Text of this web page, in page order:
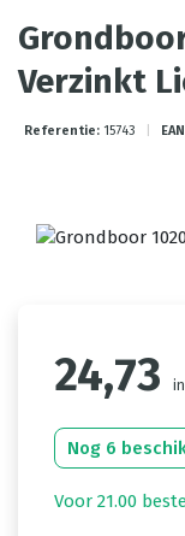
Verzinkt
Referentie: 15743
24,73
Nog 6
Voor 21.00